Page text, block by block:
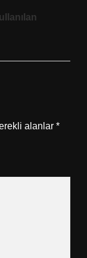
alanlar *